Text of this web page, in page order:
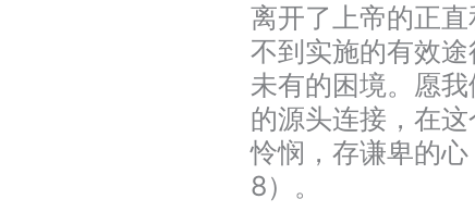
离开了上帝的正
不到实施的有效
未有的困境。愿
的源头连接，在
怜悯，存谦卑的
8）。